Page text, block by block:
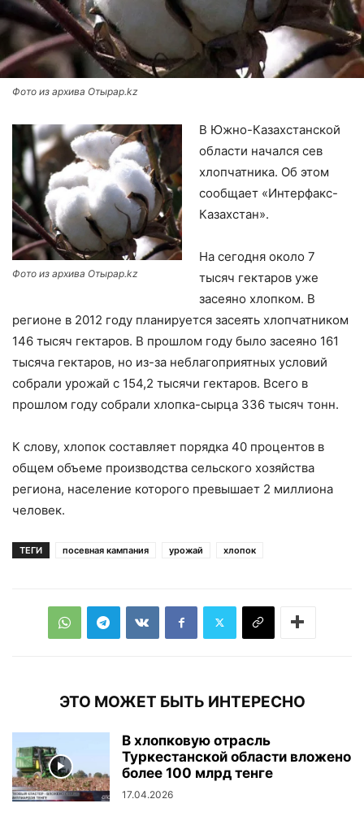
Фото из архива Отырар.kz
Фото из архива Отырар.kz
В Южно-Казахстанской
области начался сев
хлопчатника. Об этом
сообщает «Интерфакс-
Казахстан».
На сегодня около 7
тысяч гектаров уже
засеяно хлопком. В
регионе в 2012 году планируется засеять хлопчатником
146 тысяч гектаров. В прошлом году было засеяно 161
тысяча гектаров, но из-за неблагоприятных условий
собрали урожай с 154,2 тысячи гектаров. Всего в
прошлом году собрали хлопка-сырца 336 тысяч тонн.
К слову, хлопок составляет порядка 40 процентов в
общем объеме производства сельского хозяйства
региона, население которого превышает 2 миллиона
человек.
ТЕГИ посевная кампания урожай хлопок
ЭТО МОЖЕТ БЫТЬ ИНТЕРЕСНО
В хлопковую отрасль
Туркестанской области вложено
более 100 млрд тенге
17.04.2026